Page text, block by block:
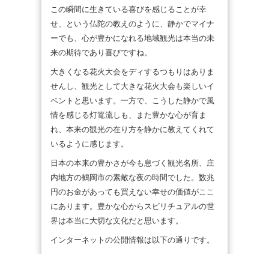
この瞬間に生きている喜びを感じることが幸
せ、という仏陀の教えのように、静かでマイナ
ーでも、心が豊かになれる地域観光は本当の未
来の期待であり喜びですね。
大きくなる花火大会をディするつもりはありま
せんし、観光として大きな花火大会も楽しいイ
ベントと思います。一方で、こうした静かで風
情を感じる灯篭流しも、また豊かな心が育ま
れ、本来の観光の在り方を静かに教えてくれて
いるように感じます。
日本の本来の豊かさが今も息づく観光名所、庄
内地方の鶴岡市の素敵な夜の時間でした。数兆
円のお金があっても買えない幸せの価値がここ
にあります。豊かな心からスピリチュアルの世
界は本当に大切な文化だと思います。
インターネットの公開情報は以下の通りです。